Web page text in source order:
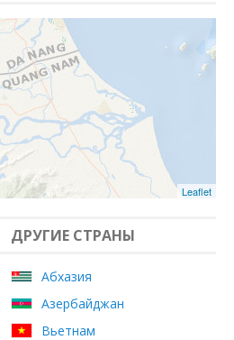
Leaflet
ДРУГИЕ СТРАНЫ
Абхазия
Азербайджан
Вьетнам